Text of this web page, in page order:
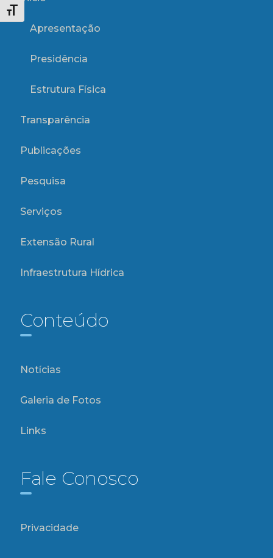
Alternar tamanho da fonte
Apresentação
Presidência
Estrutura Física
Transparência
Publicações
Pesquisa
Serviços
Extensão Rural
Infraestrutura Hídrica
Conteúdo
Notícias
Galeria de Fotos
Links
Fale Conosco
Privacidade